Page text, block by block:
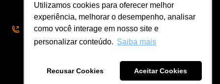
Utilizamos cookies para oferecer melhor
experiência, melhorar o desempenho, analisar
como você interage em nosso site e
personalizar conteúdo. Saiba mais
Recusar Cookies Aceitar Cookies
SAC
51 3018-7000 • SAC 51 3018-8000